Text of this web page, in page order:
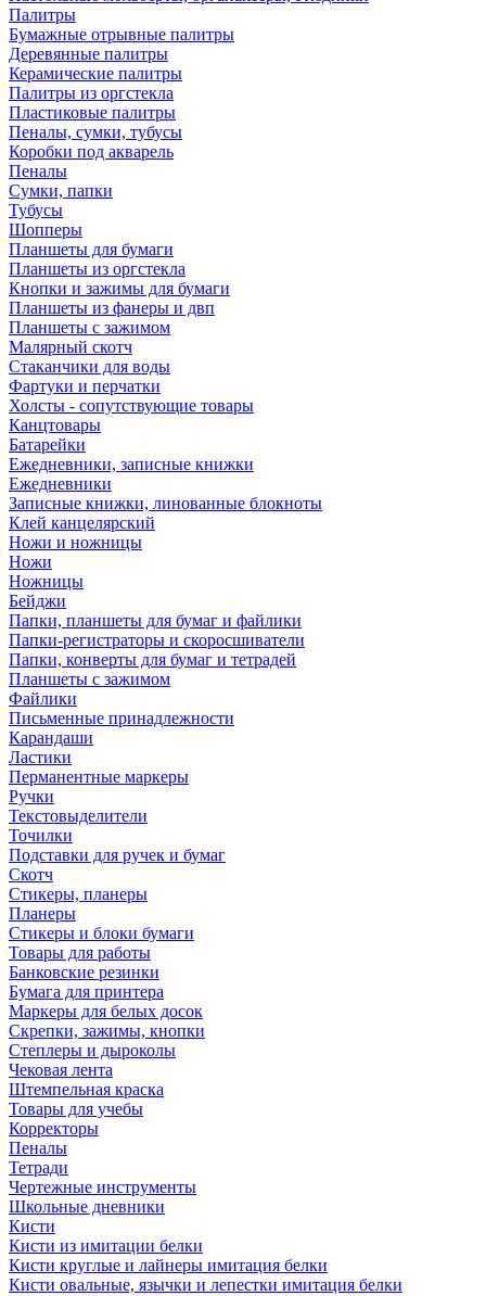
Палитры
Бумажные отрывные палитры
Деревянные палитры
Керамические палитры
Палитры из оргстекла
Пластиковые палитры
Пеналы, сумки, тубусы
Коробки под акварель
Пеналы
Сумки, папки
Тубусы
Шопперы
Планшеты для бумаги
Планшеты из оргстекла
Кнопки и зажимы для бумаги
Планшеты из фанеры и двп
Планшеты с зажимом
Малярный скотч
Стаканчики для воды
Фартуки и перчатки
Холсты - сопутствующие товары
Канцтовары
Батарейки
Ежедневники, записные книжки
Ежедневники
Записные книжки, линованные блокноты
Клей канцелярский
Ножи и ножницы
Ножи
Ножницы
Бейджи
Папки, планшеты для бумаг и файлики
Папки-регистраторы и скоросшиватели
Папки, конверты для бумаг и тетрадей
Планшеты с зажимом
Файлики
Письменные принадлежности
Карандаши
Ластики
Перманентные маркеры
Ручки
Текстовыделители
Точилки
Подставки для ручек и бумаг
Скотч
Стикеры, планеры
Планеры
Стикеры и блоки бумаги
Товары для работы
Банковские резинки
Бумага для принтера
Маркеры для белых досок
Скрепки, зажимы, кнопки
Степлеры и дыроколы
Чековая лента
Штемпельная краска
Товары для учебы
Корректоры
Пеналы
Тетради
Чертежные инструменты
Школьные дневники
Кисти
Кисти из имитации белки
Кисти круглые и лайнеры имитация белки
Кисти овальные, язычки и лепестки имитация белки